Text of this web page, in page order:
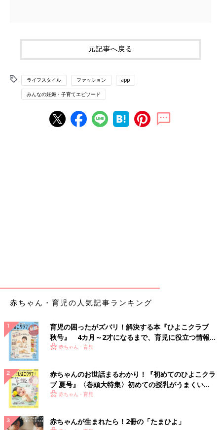
元記事へ戻る
ライフスタイル ファッション app
みんなの妊娠・子育てエピソード
赤ちゃん・育児の人気記事ランキング
育児の困ったがズバリ！解決する本『ひよこクラブ
秋号』 4カ月～2才になるまで、育児に役立つ情報が
いっぱい！
赤ちゃん・育児
赤ちゃんのお世話まるわかり！『初めてのひよこクラ
ブ 夏号』〈巻頭大特集〉初めての授乳がうまくい
く！ おっぱい・ミルクの基本と夏のトラブル 解決テ
赤ちゃん・育児
赤ちゃんが生まれたら！2冊の「たまひよ」